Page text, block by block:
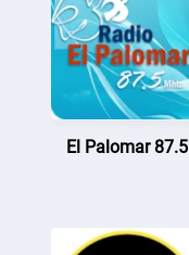
El Palomar 87.5